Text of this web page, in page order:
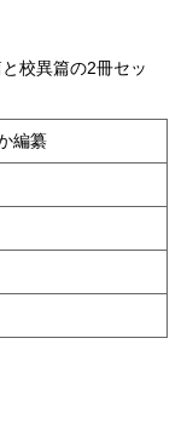
校異篇の2冊セッ
編纂